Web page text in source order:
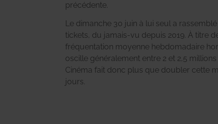
précédente.
Le dimanche 30 juin à lui seul a
tickets, du jamais-vu depuis 2019. À titre
fréquentation moyenne hebdomadaire
oscille généralement entre 2 et 2,5 millions
Cinéma fait donc plus que doubler cette
jours.